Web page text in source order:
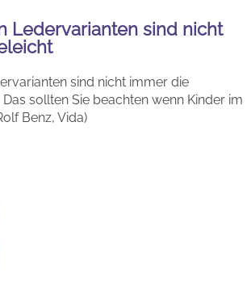
Ledervarianten sind nicht
sind nicht immer die
sollten Sie beachten wenn Kinder im
Benz, Vida)